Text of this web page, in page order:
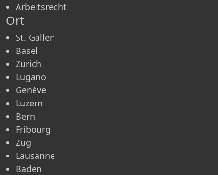
Arbeitsrecht
Ort
St. Gallen
Basel
Zürich
Lugano
Genève
Luzern
Bern
Fribourg
Zug
Lausanne
Baden